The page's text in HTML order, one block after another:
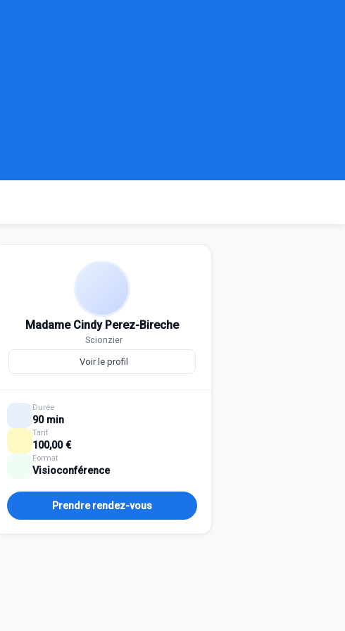
Madame Cindy Perez-Bireche
Scionzier
Voir le profil
Durée
90 min
Tarif
100,00 €
Format
Visioconférence
Prendre rendez-vous